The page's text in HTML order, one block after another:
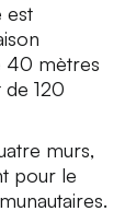
est
40 mètres
120
murs,
pour le